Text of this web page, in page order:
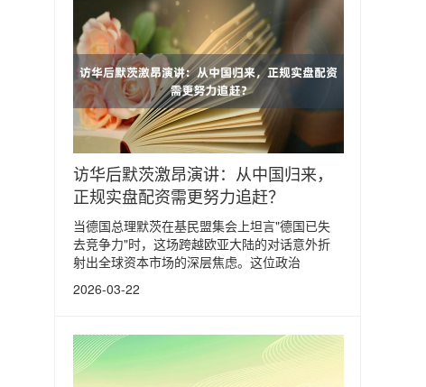
访华后默茨激昂演讲：从中国归来，
正规实盘配资需更努力追赶？
当德国总理默茨在基民盟集会上坦言"德国已失
去竞争力"时，这场跨越欧亚大陆的对话意外折
射出全球资本市场的深层焦虑。这位政治
2026-03-22